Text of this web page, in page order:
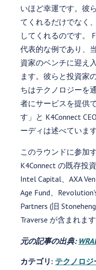
いほど幸運です。彼
てくれるだけでなく
してくれるのです。
代表的な例であり、
資家のベンチに迎え
ます。彼らと投資家
ちはテクノロジーを
者にサービスを提供
す」と K4Connect
ーディは述べています
このラウンドに参加
K4Connect の既存投
Intel Capital、AXA
Age Fund、
Partners (旧
Traverse が含まれます
元の記事の出典:
カテゴリ: テクノロジ